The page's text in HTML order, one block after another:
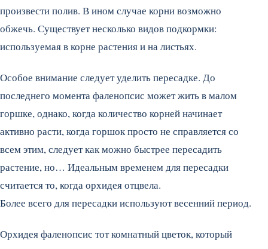
произвести полив. В ином случае корни возможно
обжечь. Существует несколько видов подкормки:
используемая в корне растения и на листьях.
Особое внимание следует уделить пересадке. До
последнего момента фаленопсис может жить в малом
горшке, однако, когда количество корней начинает
активно расти, когда горшок просто не справляется со
всем этим, следует как можно быстрее пересадить
растение, но… Идеальным временем для пересадки
считается то, когда орхидея отцвела.
Более всего для пересадки используют весенний период.
Орхидея фаленопсис тот комнатный цветок, который